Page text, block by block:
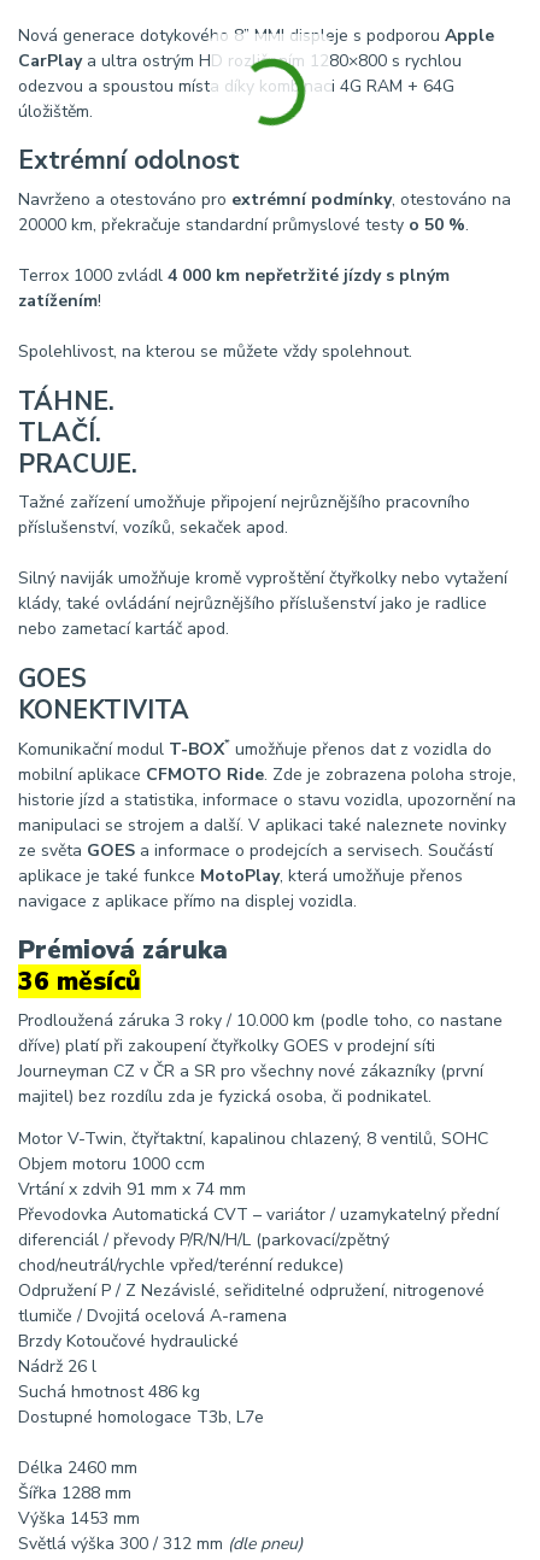
Nová generace dotykového 8” MMI displeje s podporou Apple
CarPlaya ultra ostrým HD rozlišením 1280×800 s rychlou
odezvou a spoustou místa díky kombinaci 4G RAM + 64G
úložištěm.
Extrémní odolnost
Navrženo a otestováno pro extrémní podmínky, otestováno na
20000 km, překračuje standardní průmyslové testy o 50 %.
Terrox 1000 zvládl 4 000 km nepřetržité jízdy s plným
zatížením!
Spolehlivost, na kterou se můžete vždy spolehnout.
TÁHNE.
TLAČÍ.
PRACUJE.
Tažné zařízení umožňuje připojení nejrůznějšího pracovního
příslušenství, vozíků, sekaček apod.
Silný naviják umožňuje kromě vyproštění čtyřkolky nebo vytažení
klády, také ovládání nejrůznějšího příslušenství jako je radlice
nebo zametací kartáč apod.
GOES
KONEKTIVITA
Komunikační modul T-BOX* umožňuje přenos dat z vozidla do
mobilní aplikace CFMOTO Ride. Zde je zobrazena poloha stroje,
historie jízd a statistika, informace o stavu vozidla, upozornění na
manipulaci se strojem a další. V aplikaci také naleznete novinky
ze světa GOES a informace o prodejcích a servisech. Součástí
aplikace je také funkce MotoPlay, která umožňuje přenos
navigace z aplikace přímo na displej vozidla.
Prémiová záruka
36 měsíců
Prodloužená záruka 3 roky / 10.000 km (podle toho, co nastane
dříve) platí při zakoupení čtyřkolky GOES v prodejní síti
Journeyman CZ v ČR a SR pro všechny nové zákazníky (první
majitel) bez rozdílu zda je fyzická osoba, či podnikatel.
Motor V-Twin, čtyřtaktní, kapalinou chlazený, 8 ventilů, SOHC
Objem motoru 1000 ccm
Vrtání x zdvih 91 mm x 74 mm
Převodovka Automatická CVT – variátor / uzamykatelný přední
diferenciál / převody P/R/N/H/L (parkovací/zpětný
chod/neutrál/rychle vpřed/terénní redukce)
Odpružení P / Z Nezávislé, seřiditelné odpružení, nitrogenové
tlumiče / Dvojitá ocelová A-ramena
Brzdy Kotoučové hydraulické
Nádrž 26 l
Suchá hmotnost486 kg
Dostupné homologace T3b, L7e
Délka 2460 mm
Šířka 1288 mm
Výška 1453 mm
Světlá výška 300 / 312 mm (dle pneu)